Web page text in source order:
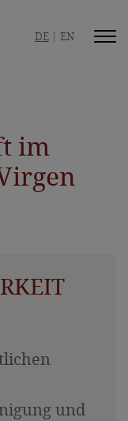
DE EN
im
und